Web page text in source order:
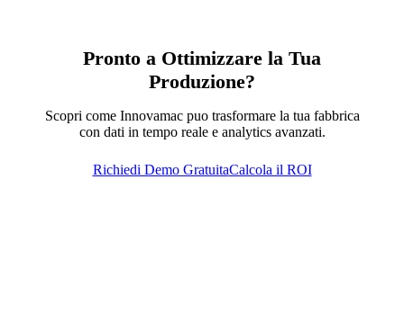
Pronto a Ottimizzare la Tua
Produzione?
Scopri come Innovamac puo trasformare la tua fabbrica
con dati in tempo reale e analytics avanzati.
Richiedi Demo GratuitaCalcola il ROI